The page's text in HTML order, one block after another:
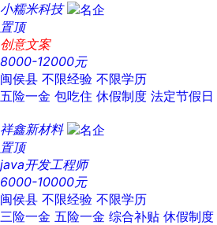
小糯米科技
置顶
创意文案
8000-12000元
闽侯县 不限经验 不限学历
五险一金 包吃住 休假制度 法定节假日
祥鑫新材料
置顶
java开发工程师
6000-10000元
闽侯县 不限经验 不限学历
三险一金 五险一金 综合补贴 休假制度